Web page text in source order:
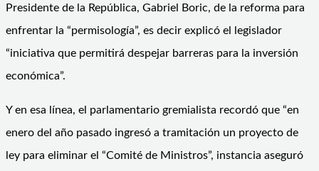
Presidente de la República, Gabriel Boric, de la reforma para
enfrentar la “permisología”, es decir explicó el legislador
“iniciativa que permitirá despejar barreras para la inversión
económica”.
Y en esa línea, el parlamentario gremialista recordó que “en
enero del año pasado ingresó a tramitación un proyecto de
ley para eliminar el “Comité de Ministros”, instancia aseguró